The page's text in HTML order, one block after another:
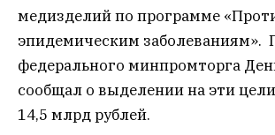
медизделий по программе
эпидемическим заболеваниям».
федерального минпромторга
сообщал о выделении на эти
14,5 млрд рублей.